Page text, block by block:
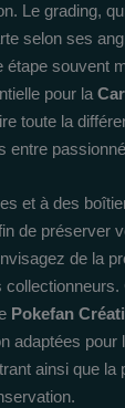
Le grading,
selon ses
étape souvent
pour la
toute la
entre
et à des
de préserver
de la
Pokefan
adaptées pour
ainsi que la